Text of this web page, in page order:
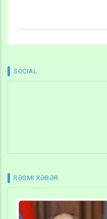
SOCIAL
RƏSMI XƏBƏR